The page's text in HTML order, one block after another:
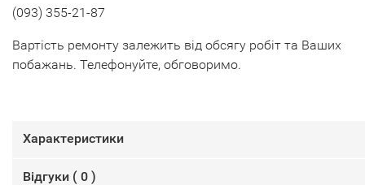
(093) 355-21-87
Вартість ремонту залежить від обсягу робіт та Ваших
побажань. Телефонуйте, обговоримо.
Характеристики
Відгуки ( 0 )